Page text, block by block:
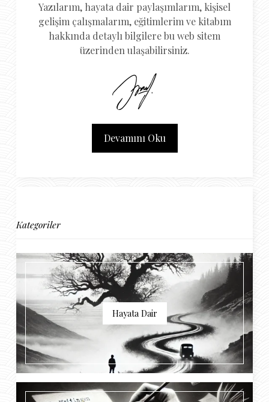
Yazılarım, hayata dair paylaşımlarım, kişisel
gelişim çalışmalarım, eğitimlerim ve kitabım
hakkında detaylı bilgilere bu web sitem
üzerinden ulaşabilirsiniz.
Devamını Oku
Kategoriler
Hayata Dair